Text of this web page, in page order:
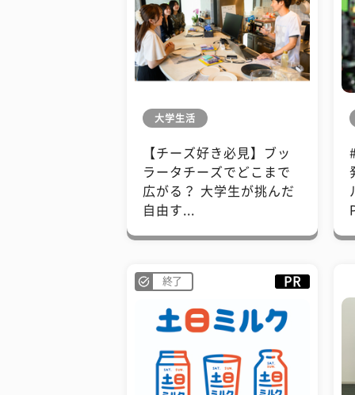
大学生活
【チーズ好き必見】ブッ
ラータチーズでどこまで
広がる？ 大学生が挑んだ
自由す...
終了 PR